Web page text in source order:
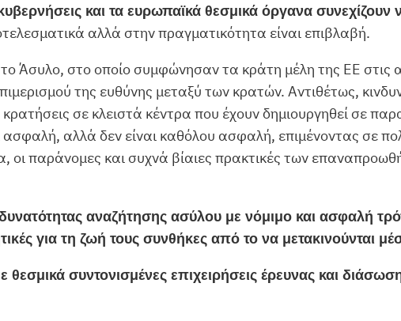
και τα ευρωπαϊκά θεσμικά όργανα συνεχίζουν
αλλά στην πραγματικότητα είναι επιβλαβή.
Άσυλο, στο οποίο συμφώνησαν τα κράτη μέλη της ΕΕ στις
της ευθύνης μεταξύ των κρατών. Αντιθέτως,
σε κλειστά κέντρα που έχουν δημιουργηθεί σε
αλλά δεν είναι καθόλου ασφαλή, επιμένοντας σε
οι παράνομες και συχνά βίαιες πρακτικές των
αναζήτησης ασύλου με νόμιμο και ασφαλή
για τη ζωή τους συνθήκες από το να μετακινούνται
συντονισμένες επιχειρήσεις έρευνας και